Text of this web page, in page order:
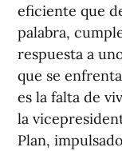
eficiente que
palabra,
respuesta a
que se
es la falta de
la
Plan,